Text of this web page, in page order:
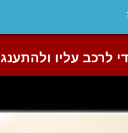
עליו ולהתענג